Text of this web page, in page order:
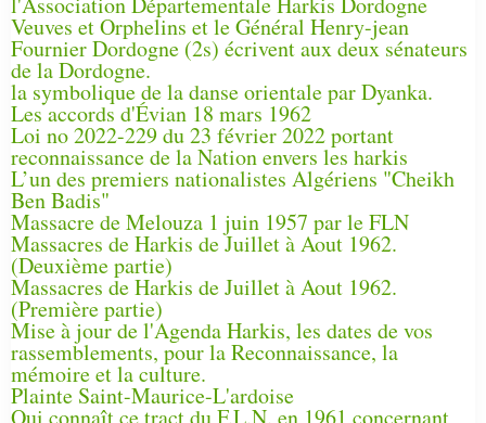
Veuves et Orphelins et le Général Henry-jean
Fournier Dordogne (2s) écrivent aux deux sénateurs
de la Dordogne.
la symbolique de la danse orientale par Dyanka.
Les accords d'Évian 18 mars 1962
Loi no 2022-229 du 23 février 2022 portant
reconnaissance de la Nation envers les harkis
L’un des premiers nationalistes Algériens "Cheikh
Ben Badis"
Massacre de Melouza 1 juin 1957 par le FLN
Massacres de Harkis de Juillet à Aout 1962.
(Deuxième partie)
Massacres de Harkis de Juillet à Aout 1962.
(Première partie)
Mise à jour de l'Agenda Harkis, les dates de vos
rassemblements, pour la Reconnaissance, la
mémoire et la culture.
Plainte Saint-Maurice-L'ardoise